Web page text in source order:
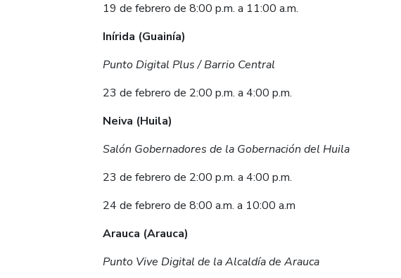
19 de febrero de 8:00 p.m. a 11:00 a.m.
Inírida (Guainía)
Punto Digital Plus / Barrio Central
23 de febrero de 2:00 p.m. a 4:00 p.m.
Neiva (Huila)
Salón Gobernadores de la Gobernación del Huila
23 de febrero de 2:00 p.m. a 4:00 p.m.
24 de febrero de 8:00 a.m. a 10:00 a.m
Arauca (Arauca)
Punto Vive Digital de la Alcaldía de Arauca